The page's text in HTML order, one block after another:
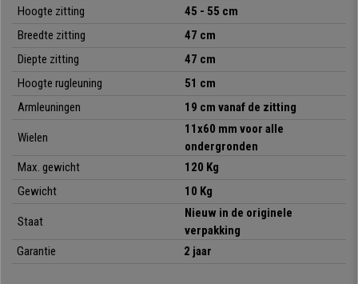
Ademende, ergonomische rugleuning
•Kantelmechanisme met balanceersysteem
• Eenvoudige en elegante stijl, ideaal voor op kantoor of thuis
NEN 1335-certificering (garandeert intensief gebruik van 8 uur)
• Verstevigde basis en stevige, vaste armleuningen
Hoogte zitting
45 - 55 cm
Breedte zitting
47 cm
Diepte zitting
47 cm
Hoogte rugleuning
51 cm
Armleuningen
19 cm vanaf de zitting
Wielen
11x60 mm voor alle
ondergronden
Max. gewicht
120 Kg
Gewicht
10 Kg
Staat
Nieuw in de originele
verpakking
Garantie
2 jaar